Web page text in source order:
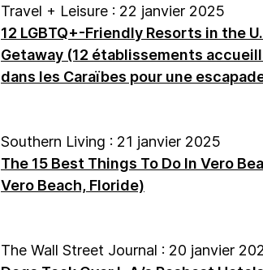
Travel + Leisure : 22 janvier 2025
12 LGBTQ+-Friendly Resorts in the
Getaway (12 établissements
dans les Caraïbes pour une
Southern Living : 21 janvier 2025
The 15 Best Things To Do In Vero
Vero Beach, Floride)
The Wall Street Journal : 20 janvier